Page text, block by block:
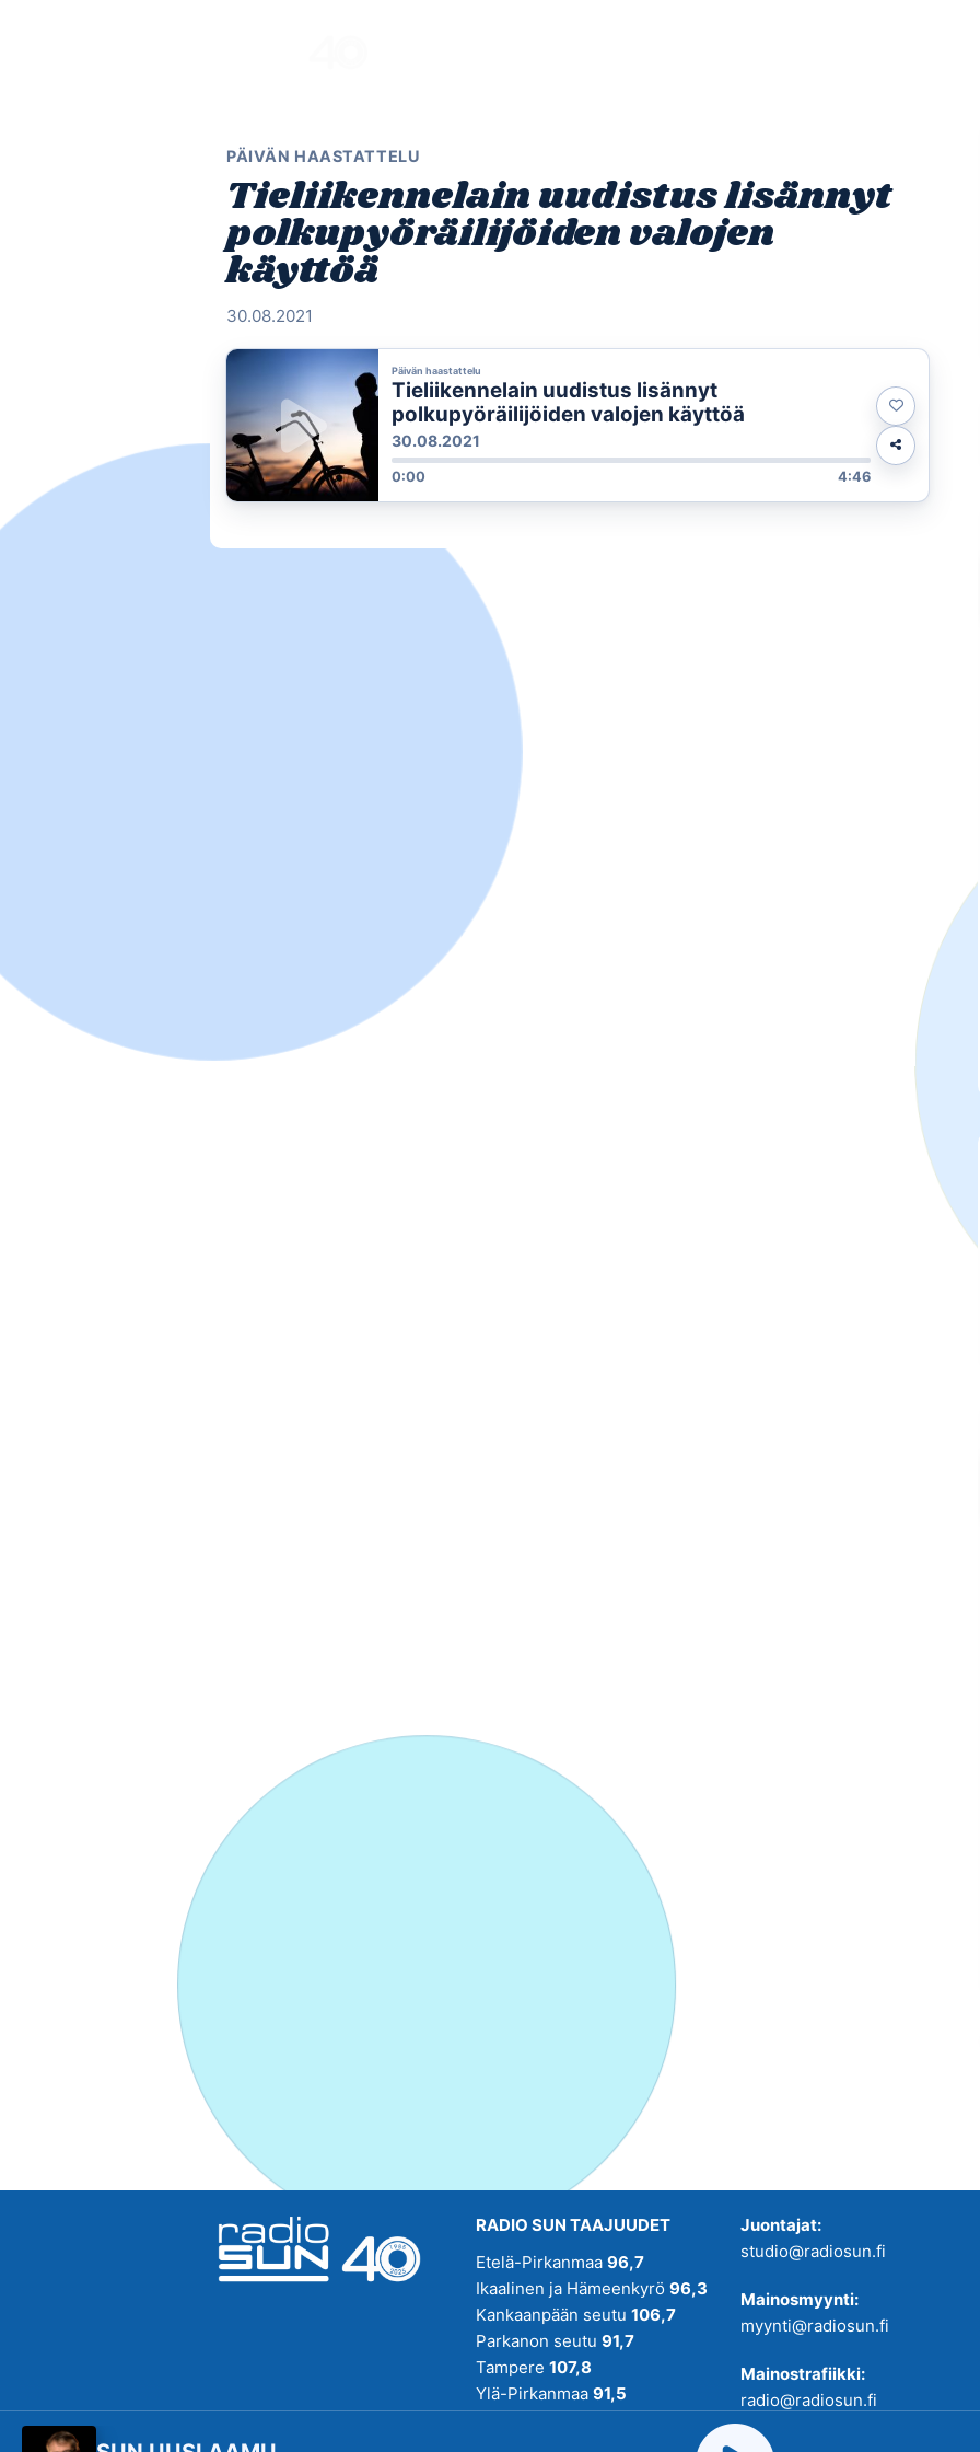
PÄIVÄN HAASTATTELU
Tieliikennelain uudistus lisännyt
polkupyöräilijöiden valojen
käyttöä
30.08.2021
Päivän haastattelu
Tieliikennelain uudistus lisännyt
polkupyöräilijöiden valojen käyttöä
30.08.2021
0:00 4:46
RADIO SUN TAAJUUDET
Etelä-Pirkanmaa 96,7
Ikaalinen ja Hämeenkyrö 96,3
Kankaanpään seutu 106,7
Parkanon seutu 91,7
Tampere 107,8
Ylä-Pirkanmaa 91,5
Pirmedioita.
Juontajat:
studio@radiosun.fi
Mainosmyynti:
myynti@radiosun.fi
Mainostrafiikki:
radio@radiosun.fi